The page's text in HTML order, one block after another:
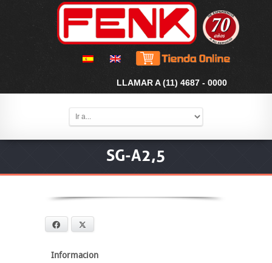
LLAMAR A (11) 4687 - 0000
SG-A2,5
Facebook
Informacion